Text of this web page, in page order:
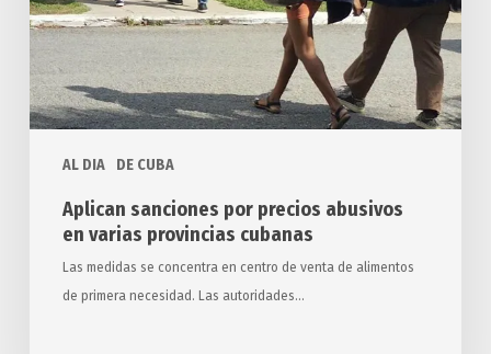
AL DIA DE CUBA
varias
provincias
cubanas
Aplican sanciones por precios abusivos
en varias provincias cubanas
Las medidas se concentra en centro de venta de alimentos
de primera necesidad. Las autoridades…